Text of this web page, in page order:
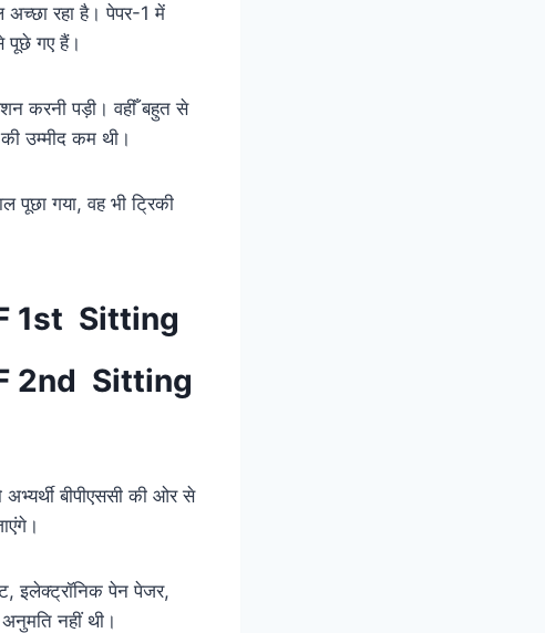
अच्छा रहा है। पेपर-1 में
पूछे गए हैं।
करनी पड़ी। वहीँ बहुत से
उम्मीद कम थी।
पूछा गया, वह भी ट्रिकी
1st Sitting
2nd Sitting
बीपीएससी की ओर से
इलेक्ट्रॉनिक पेन पेजर,
नहीं थी।